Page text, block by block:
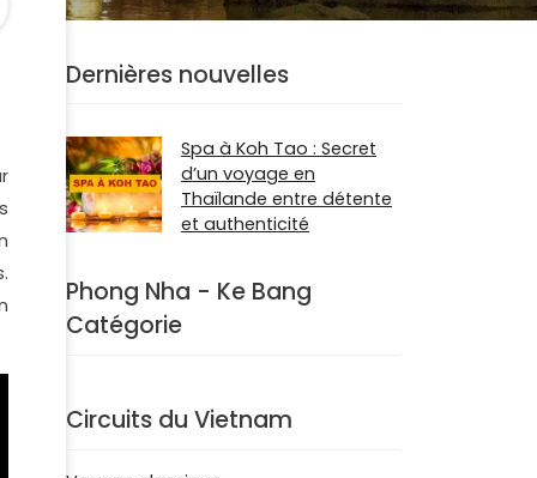
Dernières nouvelles
Spa à Koh Tao : Secret
d’un voyage en
Thaïlande entre détente
et authenticité
Phong Nha - Ke Bang
Catégorie
Circuits du Vietnam